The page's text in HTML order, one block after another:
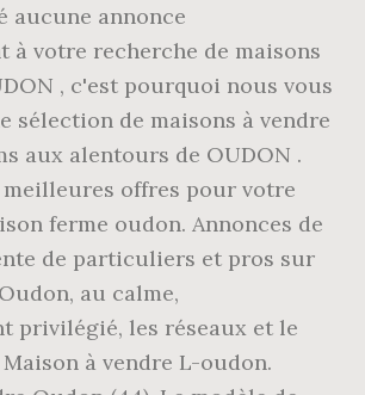
aucune annonce
à votre recherche de maisons
, c'est pourquoi nous vous
sélection de maisons à vendre
aux alentours de OUDON .
offres pour votre
ferme oudon. Annonces de
de particuliers et pros sur
au calme,
privilégié, les réseaux et le
à vendre L-oudon.